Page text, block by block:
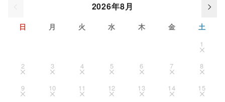
2026年8月
日 月 火 水 木 金 土
1
2 3 4 5 6 7 8
9 10 11 12 13 14 15